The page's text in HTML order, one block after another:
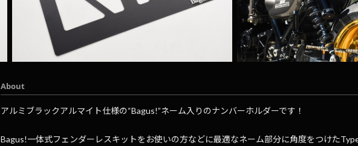
About
アルミブラックアルマイト仕様の“Bagus!”ネーム入りのナンバーホルダーです！
Bagus!一体式フェンダーレスキットをお使いの方などに最適なネーム部分に角度をつけた